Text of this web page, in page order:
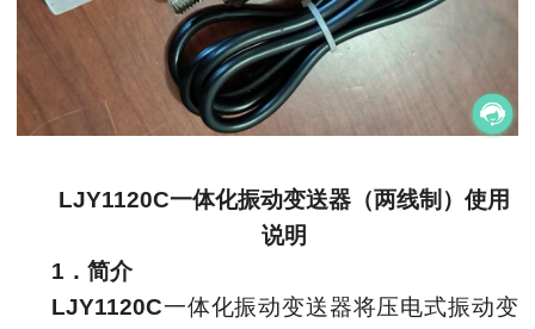
LJY1120C一体化振动变送器 （两线制）使用
说明
1．简介
LJY1120C一体化振动变送器将压电式振动变